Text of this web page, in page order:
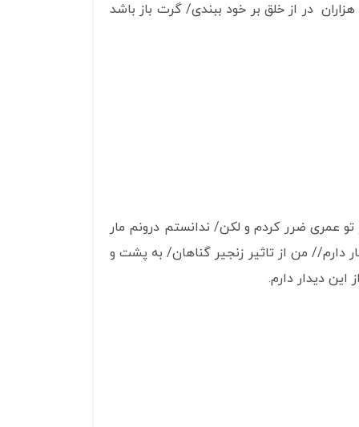
در از خلق بر خود ببندی/ گرت باز باشد
عمری ضرر کردم و لکن/ ندانستم درونم مار
دارم// من از تاثیر زنجیر گناهان/ به پشت و
دیدار دارم.